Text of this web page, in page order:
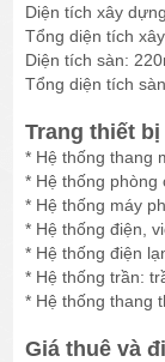
Diện tích xây
Tổng diện tích
Diện tích sàn:
Tổng diện tích
Trang thiết
* Hệ thống thang
* Hệ thống phòng
* Hệ thống máy
* Hệ thống điện,
* Hệ thống điện
* Hệ thống trần:
* Hệ thống thang
Giá thuê và